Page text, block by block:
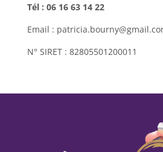
Tél : 06 16 63 14 22
Email :
N° SIRET : 82805501200011